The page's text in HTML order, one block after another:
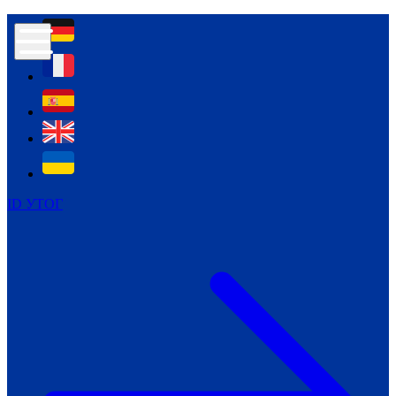
ID УТОГ
Контур психологічної безпеки глухих
Всеукраїнський пісенний
челендж «Україно, ти є!»
Молодіжний челендж «Жестова
мова для мене – це…»
Репортажі спеціальних та
інклюзивних начальних закладів